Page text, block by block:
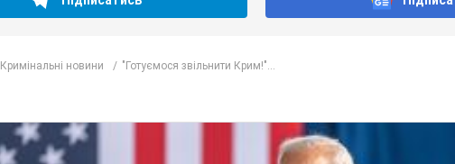
Кримінальні новини "Готуємося звільнити Крим!"...